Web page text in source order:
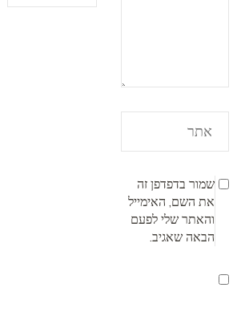
שמור בדפדפן זה
את השם, האימייל
והאתר שלי לפעם
הבאה שאגיב.